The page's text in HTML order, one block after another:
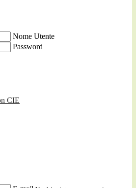
Nome Utente
Password
CIE